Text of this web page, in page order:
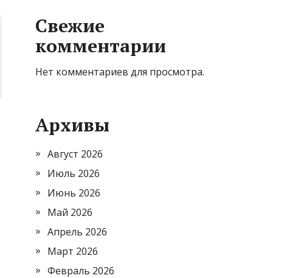
Свежие
комментарии
Нет комментариев для просмотра.
Архивы
Август 2026
Июль 2026
Июнь 2026
Май 2026
Апрель 2026
Март 2026
Февраль 2026